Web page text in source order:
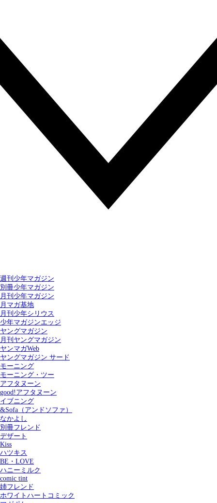
週刊少年マガジン
別冊少年マガジン
月刊少年マガジン
月マガ基地
月刊少年シリウス
少年マガジンエッジ
ヤングマガジン
月刊ヤングマガジン
ヤンマガWeb
ヤングマガジン サード
モーニング
モーニング・ツー
アフタヌーン
good!アフタヌーン
イブニング
&Sofa（アンドソファ）
なかよし
別冊フレンド
デザート
Kiss
ハツキス
BE・LOVE
ハニーミルク
comic tint
姉フレンド
ホワイトハートコミック